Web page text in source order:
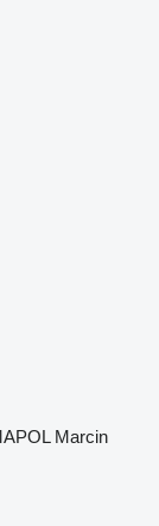
Marcin